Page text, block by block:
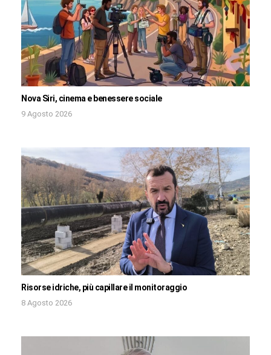
Nova Siri, cinema e benessere sociale
9 Agosto 2026
Risorse idriche, più capillare il monitoraggio
8 Agosto 2026